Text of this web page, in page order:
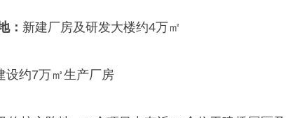
： 新建厂房及研发大楼约4万㎡
设约7万㎡生产厂房